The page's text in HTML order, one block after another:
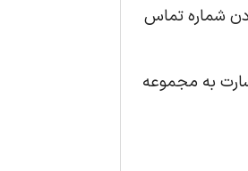
شماره تماس
به مجموعه